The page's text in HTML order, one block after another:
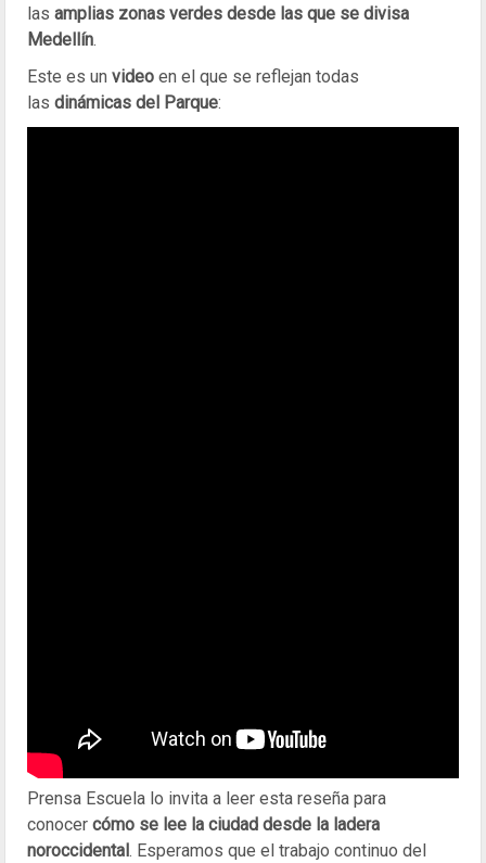
las amplias zonas verdes desde las que se divisa
Medellín.
Este es un video en el que se reflejan todas
las dinámicas del Parque:
Prensa Escuela lo invita a leer esta reseña para
conocer cómo se lee la ciudad desde la ladera
noroccidental. Esperamos que el trabajo continuo del